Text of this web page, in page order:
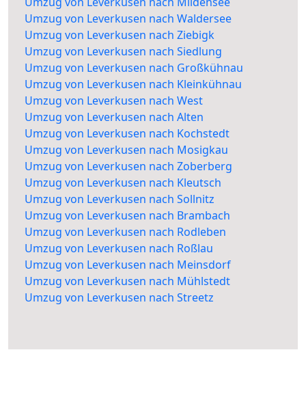
Umzug von Leverkusen nach Waldersee
Umzug von Leverkusen nach Ziebigk
Umzug von Leverkusen nach Siedlung
Umzug von Leverkusen nach Großkühnau
Umzug von Leverkusen nach Kleinkühnau
Umzug von Leverkusen nach West
Umzug von Leverkusen nach Alten
Umzug von Leverkusen nach Kochstedt
Umzug von Leverkusen nach Mosigkau
Umzug von Leverkusen nach Zoberberg
Umzug von Leverkusen nach Kleutsch
Umzug von Leverkusen nach Sollnitz
Umzug von Leverkusen nach Brambach
Umzug von Leverkusen nach Rodleben
Umzug von Leverkusen nach Roßlau
Umzug von Leverkusen nach Meinsdorf
Umzug von Leverkusen nach Mühlstedt
Umzug von Leverkusen nach Streetz